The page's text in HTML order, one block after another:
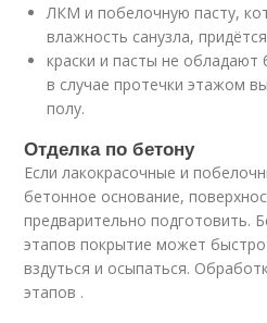
ЛКМ и побелочную пасту,
влажность санузла,
краски и пасты не
в случае протечки этажом
полу.
Отделка по бетону
Если лакокрасочные и
бетонное основание,
предварительно подготовить.
этапов покрытие может
вздуться и осыпаться.
этапов .